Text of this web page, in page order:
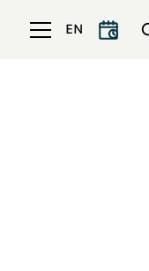
EN